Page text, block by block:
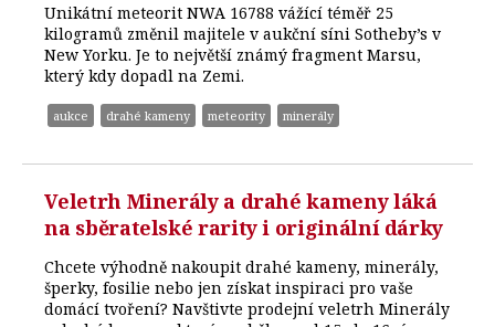
Unikátní meteorit NWA 16788 vážící téměř 25
kilogramů změnil majitele v aukční síni Sotheby’s v
New Yorku. Je to největší známý fragment Marsu,
který kdy dopadl na Zemi.
aukce drahé kameny meteority minerály
Veletrh Minerály a drahé kameny láká
na sběratelské rarity i originální dárky
Chcete výhodně nakoupit drahé kameny, minerály,
šperky, fosilie nebo jen získat inspiraci pro vaše
domácí tvoření? Navštivte prodejní veletrh Minerály